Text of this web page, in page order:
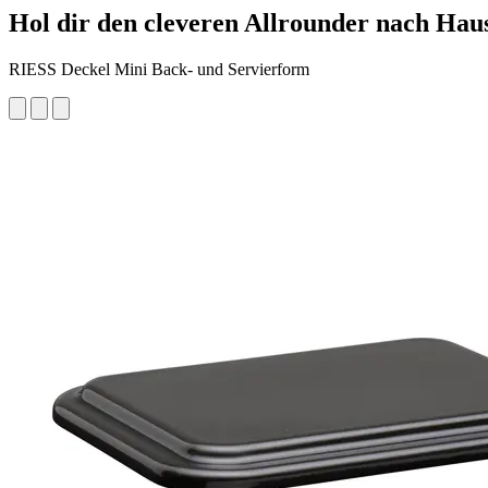
Hol dir den cleveren Allrounder nach
RIESS Deckel Mini Back- und Servierform